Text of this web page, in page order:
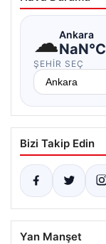
☁Ankara
NaN°C
ŞEHIR SEÇ
Bizi Takip Edin
Yan Manşet